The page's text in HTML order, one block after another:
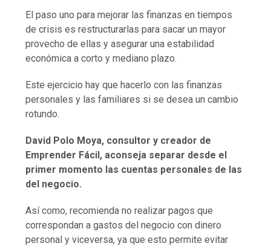
El paso uno para mejorar las finanzas en tiempos
de crisis es restructurarlas para sacar un mayor
provecho de ellas y asegurar una estabilidad
económica a corto y mediano plazo.
Este ejercicio hay que hacerlo con las finanzas
personales y las familiares si se desea un cambio
rotundo.
David Polo Moya, consultor y creador de
Emprender Fácil, aconseja separar desde el
primer momento las cuentas personales de las
del negocio.
Así como, recomienda no realizar pagos que
correspondan a gastos del negocio con dinero
personal y viceversa, ya que esto permite evitar